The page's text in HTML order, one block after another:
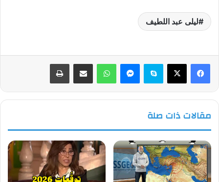
ليلى عبد اللطيف
فيسبوك سكايب واتساب
مقالات ذات صلة